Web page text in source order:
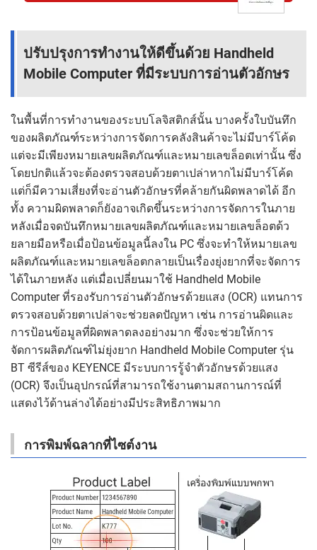
ปรับปรุงการทำงานให้ดีขึ้นด้วย Handheld
Mobile Computer ที่มีระบบการอ่านตัวอักษร
ในพื้นที่การทำงานของระบบโลจิสติกส์นั้น บางครั้งใบบันทึก
ของผลิตภัณฑ์ระหว่างการจัดการคลังสินค้าจะไม่มีบาร์โค้ด
แต่จะมีเพียงหมายเลขผลิตภัณฑ์และหมายเลขล็อตเท่านั้น ซึ่ง
โดยปกติแล้วจะต้องตรวจสอบด้วยตาเปล่าหากไม่มีบาร์โค้ด
แต่ก็มีความเสี่ยงที่จะอ่านตัวอักษรที่คล้ายกันผิดพลาดได้ อีก
ทั้ง ความผิดพลาดก็ยังอาจเกิดขึ้นระหว่างการจัดการในภาย
หลังเมื่อจดบันทึกหมายเลขผลิตภัณฑ์และหมายเลขล็อตด้ว
ยลายมือหรือเมื่อป้อนข้อมูลนี้ลงใน PC ซึ่งจะทำให้หมายเลข
ผลิตภัณฑ์และหมายเลขล็อตกลายเป็นเรื่องยุ่งยากที่จะจัดการ
ได้ในภายหลัง แต่เมื่อเปลี่ยนมาใช้ Handheld Mobile
Computer ที่รองรับการอ่านตัวอักษรด้วยแสง (OCR) แทนการ
ตรวจสอบด้วยตาเปล่าจะช่วยลดปัญหา เช่น การอ่านผิดและ
การป้อนข้อมูลที่ผิดพลาดลงอย่างมาก ซึ่งจะช่วยให้การ
จัดการผลิตภัณฑ์ไม่ยุ่งยาก Handheld Mobile Computer รุ่น
BT ซีรีส์ของ KEYENCE มีระบบการรู้จำตัวอักษรด้วยแสง
(OCR) จึงเป็นอุปกรณ์ที่สามารถใช้งานตามสถานการณ์ที่
แสดงไว้ด้านล่างได้อย่างมีประสิทธิภาพมาก
การพิมพ์ฉลากที่ไซต์งาน